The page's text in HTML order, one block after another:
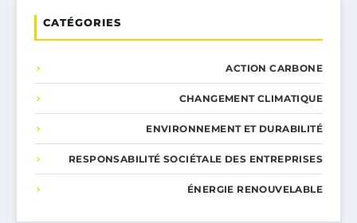
CATÉGORIES
ACTION CARBONE
CHANGEMENT CLIMATIQUE
ENVIRONNEMENT ET DURABILITÉ
RESPONSABILITÉ SOCIÉTALE DES ENTREPRISES
ÉNERGIE RENOUVELABLE